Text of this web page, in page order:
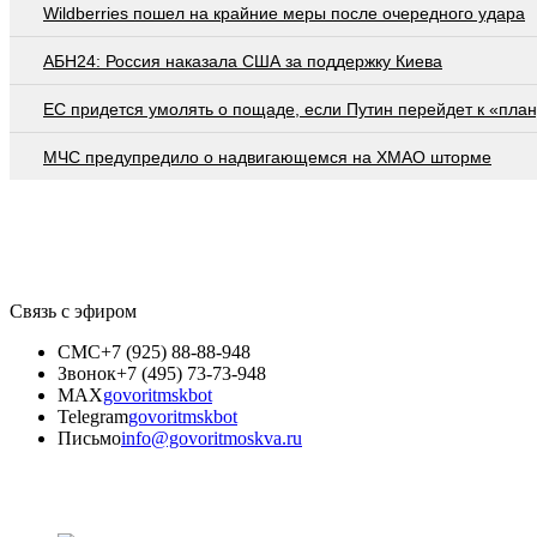
Wildberries пошел на крайние меры после очередного удара
АБН24: Россия наказала США за поддержку Киева
EC придется умолять о пощаде, если Путин перейдет к
МЧС предупредило о надвигающемся на ХМАО шторме
Связь с эфиром
СМС+7 (925) 88-88-948
Звонок+7 (495) 73-73-948
MAXgovoritmskbot
Telegramgovoritmskbot
Письмоinfo@govoritmoskva.ru